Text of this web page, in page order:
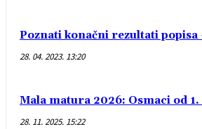
Poznati konačni rezultati
28. 04. 2023. 13:20
Mala matura 2026: Osmaci od
28. 11. 2025. 15:22